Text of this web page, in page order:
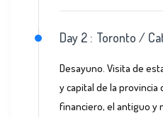
Day 2 : Toronto /
Desayuno. Visita de
y capital de la provincia
financiero, el antiguo y